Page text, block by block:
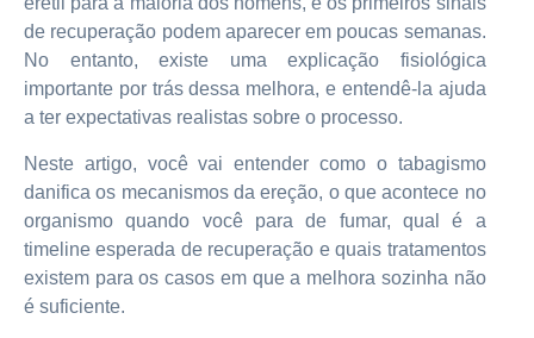
de recuperação podem aparecer em poucas semanas.
No entanto, existe uma explicação fisiológica
importante por trás dessa melhora, e entendê-la ajuda
a ter expectativas realistas sobre o processo.
Neste artigo, você vai entender como o tabagismo
danifica os mecanismos da ereção, o que acontece no
organismo quando você para de fumar, qual é a
timeline esperada de recuperação e quais tratamentos
existem para os casos em que a melhora sozinha não
é suficiente.